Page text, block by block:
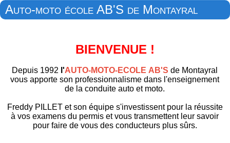
Auto-moto école AB'S de Montayral
BIENVENUE !
Depuis 1992 l'AUTO-MOTO-ECOLE AB'S de Montayral
vous apporte son professionnalisme dans l'enseignement
de la conduite auto et moto.
Freddy PILLET et son équipe s'investissent pour la réussite
à vos examens du permis et vous transmettent leur savoir
pour faire de vous des conducteurs plus sûrs.